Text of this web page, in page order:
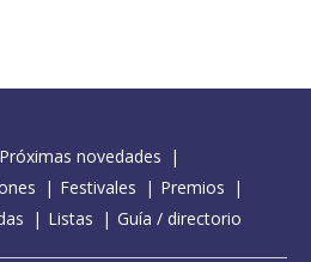
Próximas novedades
Festivales
Premios
Listas Guía / directorio